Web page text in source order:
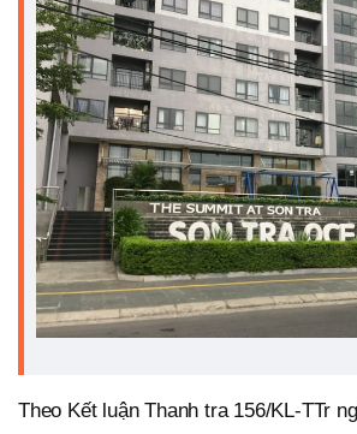
Theo Kết luận Thanh tra 156/KL-TTr